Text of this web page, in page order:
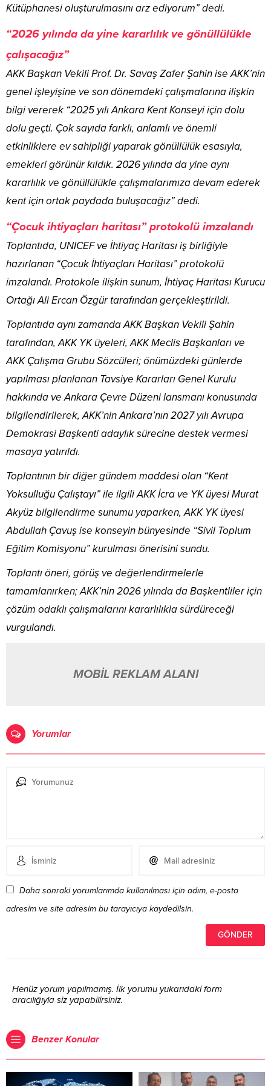
Kütüphanesi oluşturulmasını arz ediyorum” dedi.
“2026 yılında da yine kararlılık ve gönüllülükle
çalışacağız”
AKK Başkan Vekili Prof. Dr. Savaş Zafer Şahin ise AKK’nin
genel işleyişine ve son dönemdeki çalışmalarına ilişkin
bilgi vererek “2025 yılı Ankara Kent Konseyi için dolu
dolu geçti. Çok sayıda farklı, anlamlı ve önemli
etkinliklere ev sahipliği yaparak gönüllülük esasıyla,
emekleri görünür kıldık. 2026 yılında da yine aynı
kararlılık ve gönüllülükle çalışmalarımıza devam ederek
kent için ortak paydada buluşacağız” dedi.
“Çocuk ihtiyaçları haritası” protokolü imzalandı
Toplantıda, UNICEF ve İhtiyaç Haritası iş birliğiyle
hazırlanan “Çocuk İhtiyaçları Haritası” protokolü
imzalandı. Protokole ilişkin sunum, İhtiyaç Haritası Kurucu
Ortağı Ali Ercan Özgür tarafından gerçekleştirildi.
Toplantıda aynı zamanda AKK Başkan Vekili Şahin
tarafından, AKK YK üyeleri, AKK Meclis Başkanları ve
AKK Çalışma Grubu Sözcüleri; önümüzdeki günlerde
yapılması planlanan Tavsiye Kararları Genel Kurulu
hakkında ve Ankara Çevre Düzeni lansmanı konusunda
bilgilendirilerek, AKK’nin Ankara’nın 2027 yılı Avrupa
Demokrasi Başkenti adaylık sürecine destek vermesi
masaya yatırıldı.
Toplantının bir diğer gündem maddesi olan “Kent
Yoksulluğu Çalıştayı” ile ilgili AKK İcra ve YK üyesi Murat
Akyüz bilgilendirme sunumu yaparken, AKK YK üyesi
Abdullah Çavuş ise konseyin bünyesinde “Sivil Toplum
Eğitim Komisyonu” kurulması önerisini sundu.
Toplantı öneri, görüş ve değerlendirmelerle
tamamlanırken; AKK’nin 2026 yılında da Başkentliler için
çözüm odaklı çalışmalarını kararlılıkla sürdüreceği
vurgulandı.
MOBİL REKLAM ALANI
Yorumlar
Daha sonraki yorumlarımda kullanılması için adım, e-posta
adresim ve site adresim bu tarayıcıya kaydedilsin.
Henüz yorum yapılmamış. İlk yorumu yukarıdaki form
aracılığıyla siz yapabilirsiniz.
Benzer Konular